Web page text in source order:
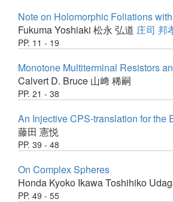
Note on Holomorphic Foliations
Fukuma Yoshiaki 松永 弘道 庄司 邦
PP. 11 - 19
Monotone Multiterminal Resistors
Calvert D. Bruce 山﨑 稀嗣
PP. 21 - 38
An Injective CPS-translation for the
藤田 憲悦
PP. 39 - 48
On Complex Spheres
Honda Kyoko Ikawa Toshihiko
PP. 49 - 55